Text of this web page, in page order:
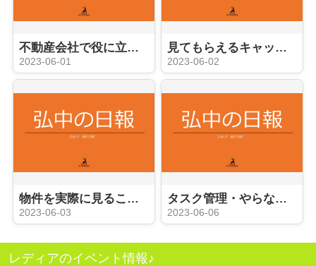
不動産会社で役に立つ事務員への道
2023-06-01
見てもらえるキャッチコピーやコメント？
2023-06-02
物件を実際に見ることができる内覧会
2023-06-03
タスク管理・やらなければならないこと
2023-06-06
レディアのイベント情報♪